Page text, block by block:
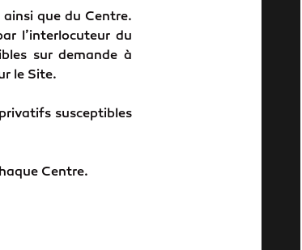
que du Centre.
l’interlocuteur du
sur demande à
le Site.
susceptibles
Centre.